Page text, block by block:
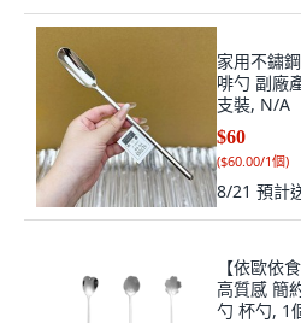
家用不鏽
啡勺 副廠
支裝, N/A
$60
($60.00/1個)
8/21 預計
【依歐依
高質感 簡
勺 杯勺, 1